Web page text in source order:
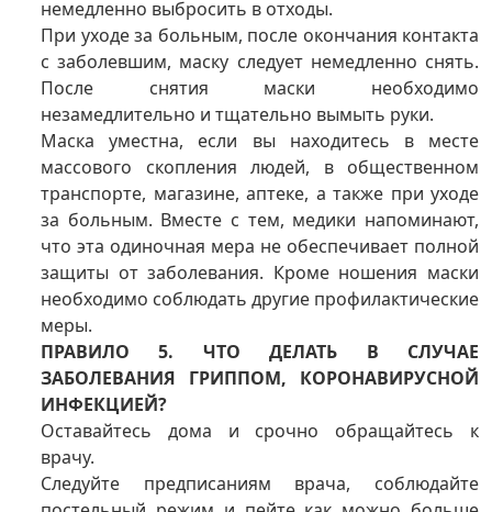
немедленно выбросить в отходы.
При уходе за больным, после окончания контакта
с заболевшим, маску следует немедленно снять.
После снятия маски необходимо
незамедлительно и тщательно вымыть руки.
Маска уместна, если вы находитесь в месте
массового скопления людей, в общественном
транспорте, магазине, аптеке, а также при уходе
за больным. Вместе с тем, медики напоминают,
что эта одиночная мера не обеспечивает полной
защиты от заболевания. Кроме ношения маски
необходимо соблюдать другие профилактические
меры.
ПРАВИЛО 5. ЧТО ДЕЛАТЬ В СЛУЧАЕ
ЗАБОЛЕВАНИЯ ГРИППОМ, КОРОНАВИРУСНОЙ
ИНФЕКЦИЕЙ?
Оставайтесь дома и срочно обращайтесь к
врачу.
Следуйте предписаниям врача, соблюдайте